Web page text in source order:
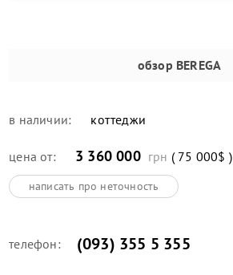
обзор BEREGA
в наличии: коттеджи
цена от: 3 360 000 грн ( 75 000$ )
написать про неточность
телефон: (093) 355 5 355